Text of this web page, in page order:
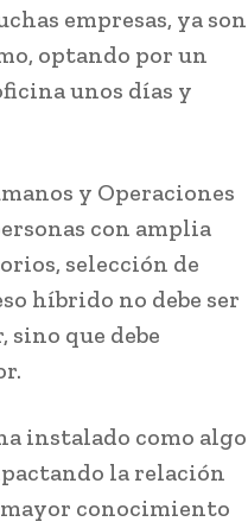
empresas, ya son
optando por un
unos días y
y Operaciones
con amplia
selección de
híbrido no debe ser
que debe
instalado como algo
la relación
mayor conocimiento